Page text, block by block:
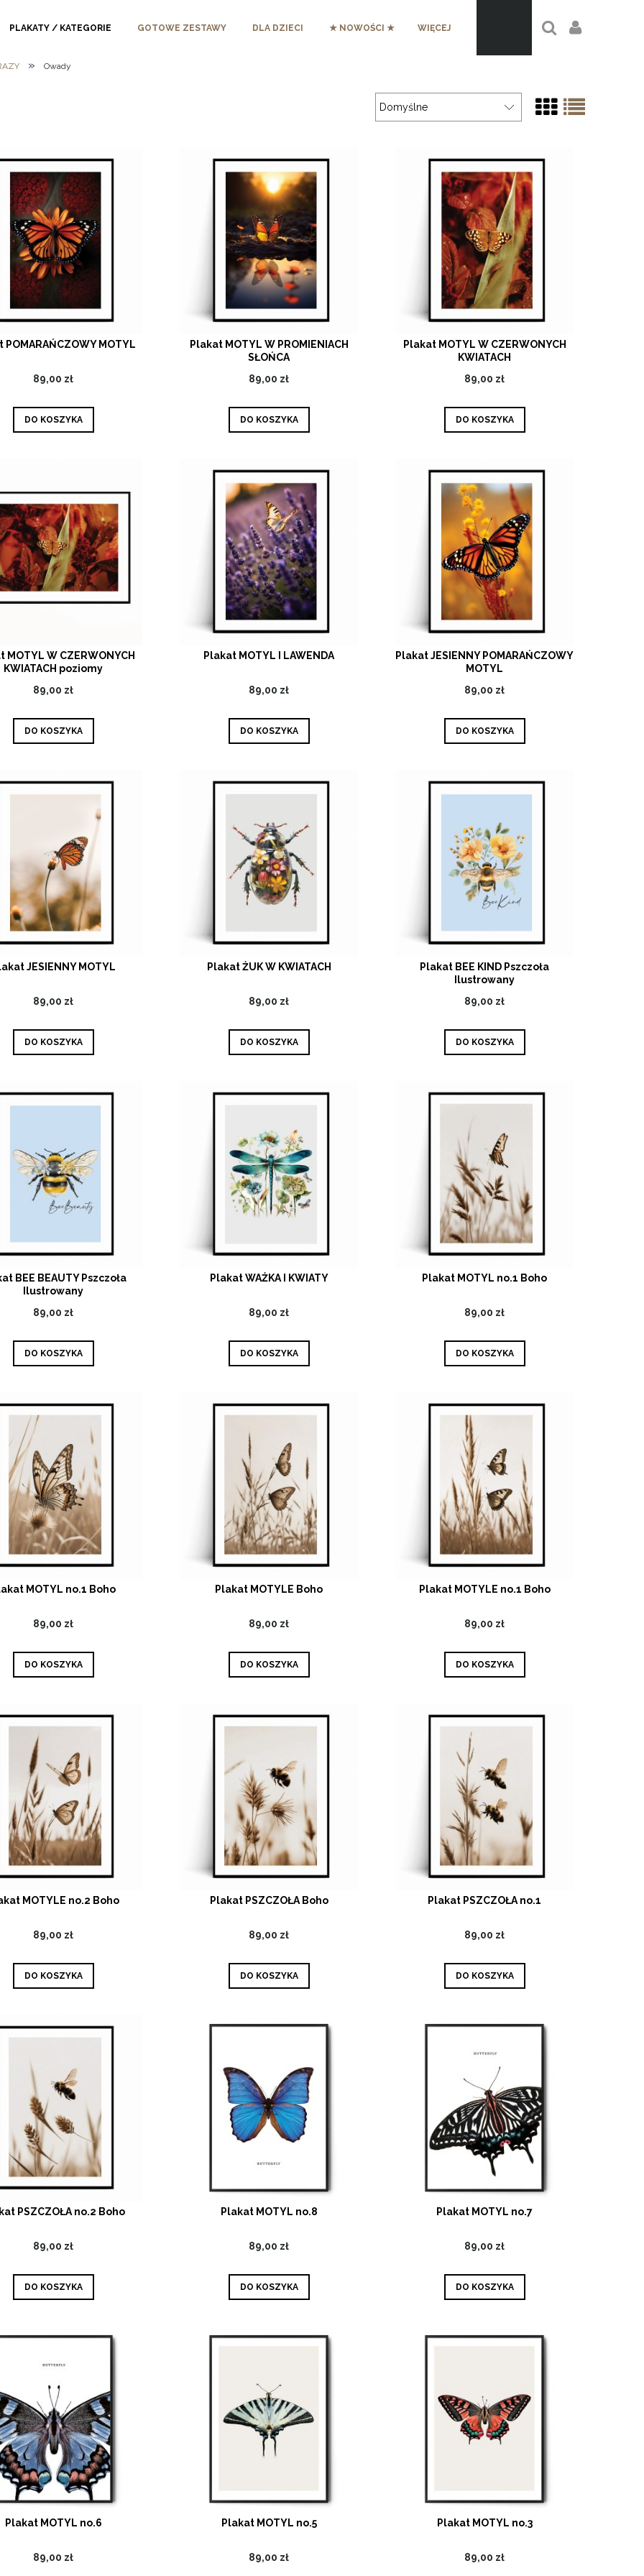
PLAKATY / KATEGORIE GOTOWE ZESTAWY DLA DZIECI ★ NOWOŚCI ★ WIĘCEJ
» Owady
POMARAŃCZOWY MOTYL
89,00 zł
DO KOSZYKA
Plakat MOTYL W PROMIENIACH
SŁOŃCA
89,00 zł
DO KOSZYKA
Plakat MOTYL W CZERWONYCH
KWIATACH
89,00 zł
DO KOSZYKA
MOTYL W CZERWONYCH
KWIATACH poziomy
89,00 zł
DO KOSZYKA
Plakat MOTYL I LAWENDA
89,00 zł
DO KOSZYKA
Plakat JESIENNY POMARAŃCZOWY
MOTYL
89,00 zł
DO KOSZYKA
JESIENNY MOTYL
89,00 zł
DO KOSZYKA
Plakat ŻUK W KWIATACH
89,00 zł
DO KOSZYKA
Plakat BEE KIND Pszczoła
Ilustrowany
89,00 zł
DO KOSZYKA
BEE BEAUTY Pszczoła
Ilustrowany
89,00 zł
DO KOSZYKA
Plakat WAŻKA I KWIATY
89,00 zł
DO KOSZYKA
Plakat MOTYL no.1 Boho
89,00 zł
DO KOSZYKA
MOTYL no.1 Boho
89,00 zł
DO KOSZYKA
Plakat MOTYLE Boho
89,00 zł
DO KOSZYKA
Plakat MOTYLE no.1 Boho
89,00 zł
DO KOSZYKA
MOTYLE no.2 Boho
89,00 zł
DO KOSZYKA
Plakat PSZCZOŁA Boho
89,00 zł
DO KOSZYKA
Plakat PSZCZOŁA no.1
89,00 zł
DO KOSZYKA
PSZCZOŁA no.2 Boho
89,00 zł
DO KOSZYKA
Plakat MOTYL no.8
89,00 zł
DO KOSZYKA
Plakat MOTYL no.7
89,00 zł
DO KOSZYKA
Plakat MOTYL no.6
89,00 zł
Plakat MOTYL no.5
89,00 zł
Plakat MOTYL no.3
89,00 zł